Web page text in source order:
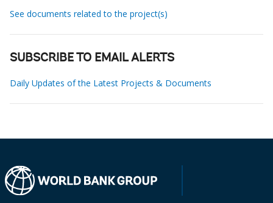
See documents related to the project(s)
SUBSCRIBE TO EMAIL ALERTS
Daily Updates of the Latest Projects & Documents